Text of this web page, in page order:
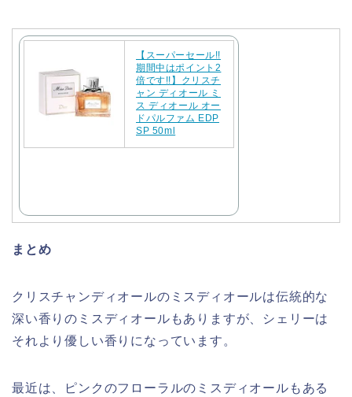
【スーパーセール!!
期間中はポイント2
倍です!!】クリスチ
ャン ディオール ミ
ス ディオール オー
ドパルファム EDP
SP 50ml
まとめ
クリスチャンディオールのミスディオールは伝統的な
深い香りのミスディオールもありますが、シェリーは
それより優しい香りになっています。
最近は、ピンクのフローラルのミスディオールもある